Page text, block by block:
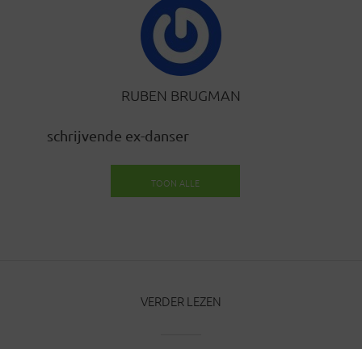
RUBEN BRUGMAN
schrijvende ex-danser
TOON ALLE
VERDER LEZEN